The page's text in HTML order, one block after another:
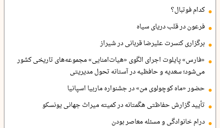
کدام فوتبال؟
فرعون در قلب دریای سیاه
برگزاری کنسرت علیرضا قربانی در شیراز
«فارس» پایلوت اجرای الگوی «هیات‌امنایی» مجموعه‌های تاریخی کشور
می‌شود؛ سعدیه و حافظیه در آستانه تحول مدیریتی
حضور «ماه کوچولوی من» در جشنواره ماربیا اسپانیا
تأیید گزارش حفاظتی هگمتانه در کمیته میراث جهانی یونسکو
درام خانوادگی و مسئله معاصر بودن